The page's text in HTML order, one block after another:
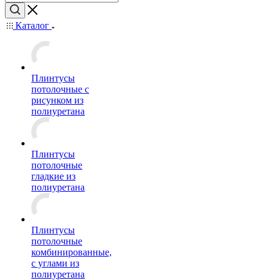
Каталог
Плинтусы
потолочные с
рисунком из
полиуретана
Плинтусы
потолочные
гладкие из
полиуретана
Плинтусы
потолочные
комбинированные,
с углами из
полиуретана